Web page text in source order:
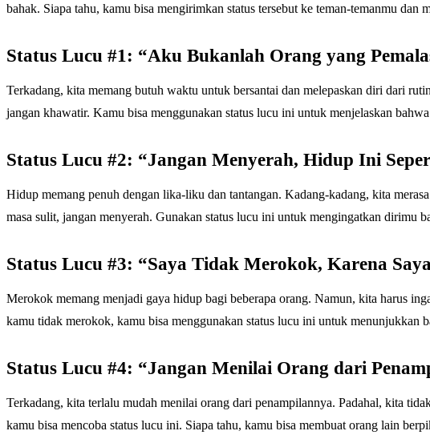
bahak. Siapa tahu, kamu bisa mengirimkan status tersebut ke teman-temanmu dan
Status Lucu #1: “Aku Bukanlah Orang yang
Terkadang, kita memang butuh waktu untuk bersantai dan melepaskan diri dari
jangan khawatir. Kamu bisa menggunakan status lucu ini untuk menjelaskan
Status Lucu #2: “Jangan Menyerah, Hidup Ini
Hidup memang penuh dengan lika-liku dan tantangan. Kadang-kadang, kita
masa sulit, jangan menyerah. Gunakan status lucu ini untuk mengingatkan dirimu
Status Lucu #3: “Saya Tidak Merokok, Karena
Merokok memang menjadi gaya hidup bagi beberapa orang. Namun, kita harus
kamu tidak merokok, kamu bisa menggunakan status lucu ini untuk menunjukkan
Status Lucu #4: “Jangan Menilai Orang dari
Terkadang, kita terlalu mudah menilai orang dari penampilannya. Padahal, kita
kamu bisa mencoba status lucu ini. Siapa tahu, kamu bisa membuat orang lain